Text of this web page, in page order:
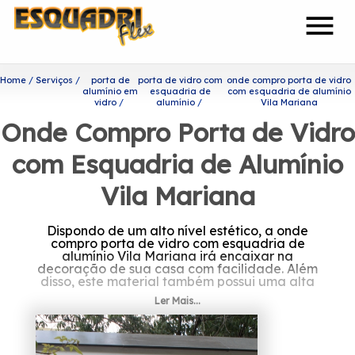
menu
Home Serviços
porta de
alumínio em
vidro
porta de vidro com
esquadria de
alumínio
onde compro porta de vidro
com esquadria de alumínio
Vila Mariana
Onde Compro Porta de Vidro
com Esquadria de Alumínio
Vila Mariana
Dispondo de um alto nível estético, a onde
compro porta de vidro com esquadria de
alumínio Vila Mariana irá encaixar na
decoração de sua casa com facilidade. Além
disso, este material também possui uma alta
durabilidade, que é capaz de garantir um
uso mais prolongado do produto.
Quer saber mais sobre onde
Ler Mais...